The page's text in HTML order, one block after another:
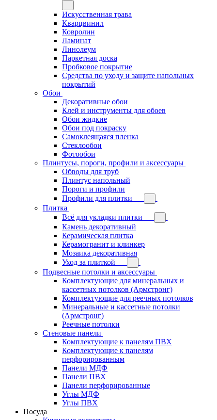
Искусственная трава
Кварцвинил
Ковролин
Ламинат
Линолеум
Паркетная доска
Пробковое покрытие
Средства по уходу и защите напольных
покрытий
Обои
Декоративные обои
Клей и инструменты для обоев
Обои жидкие
Обои под покраску
Самоклеящаяся пленка
Стеклообои
Фотообои
Плинтусы, пороги, профили и аксессуары
Обводы для труб
Плинтус напольный
Пороги и профили
Профили для плитки
Плитка
Всё для укладки плитки
Камень декоративный
Керамическая плитка
Керамогранит и клинкер
Мозаика декоративная
Уход за плиткой
Подвесные потолки и аксессуары
Комплектующие для минеральных и
кассетных потолков (Армстронг)
Комплектующие для реечных потолков
Минеральные и кассетные потолки
(Армстронг)
Реечные потолки
Стеновые панели
Комплектующие к панелям ПВХ
Комплектующие к панелям
перфорированным
Панели МДФ
Панели ПВХ
Панели перфорированные
Углы МДФ
Углы ПВХ
Посуда